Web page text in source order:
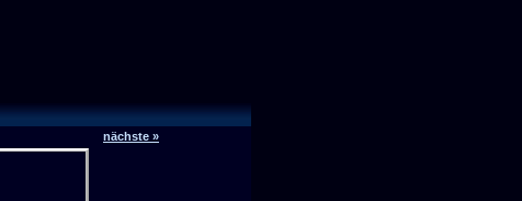
nächste »